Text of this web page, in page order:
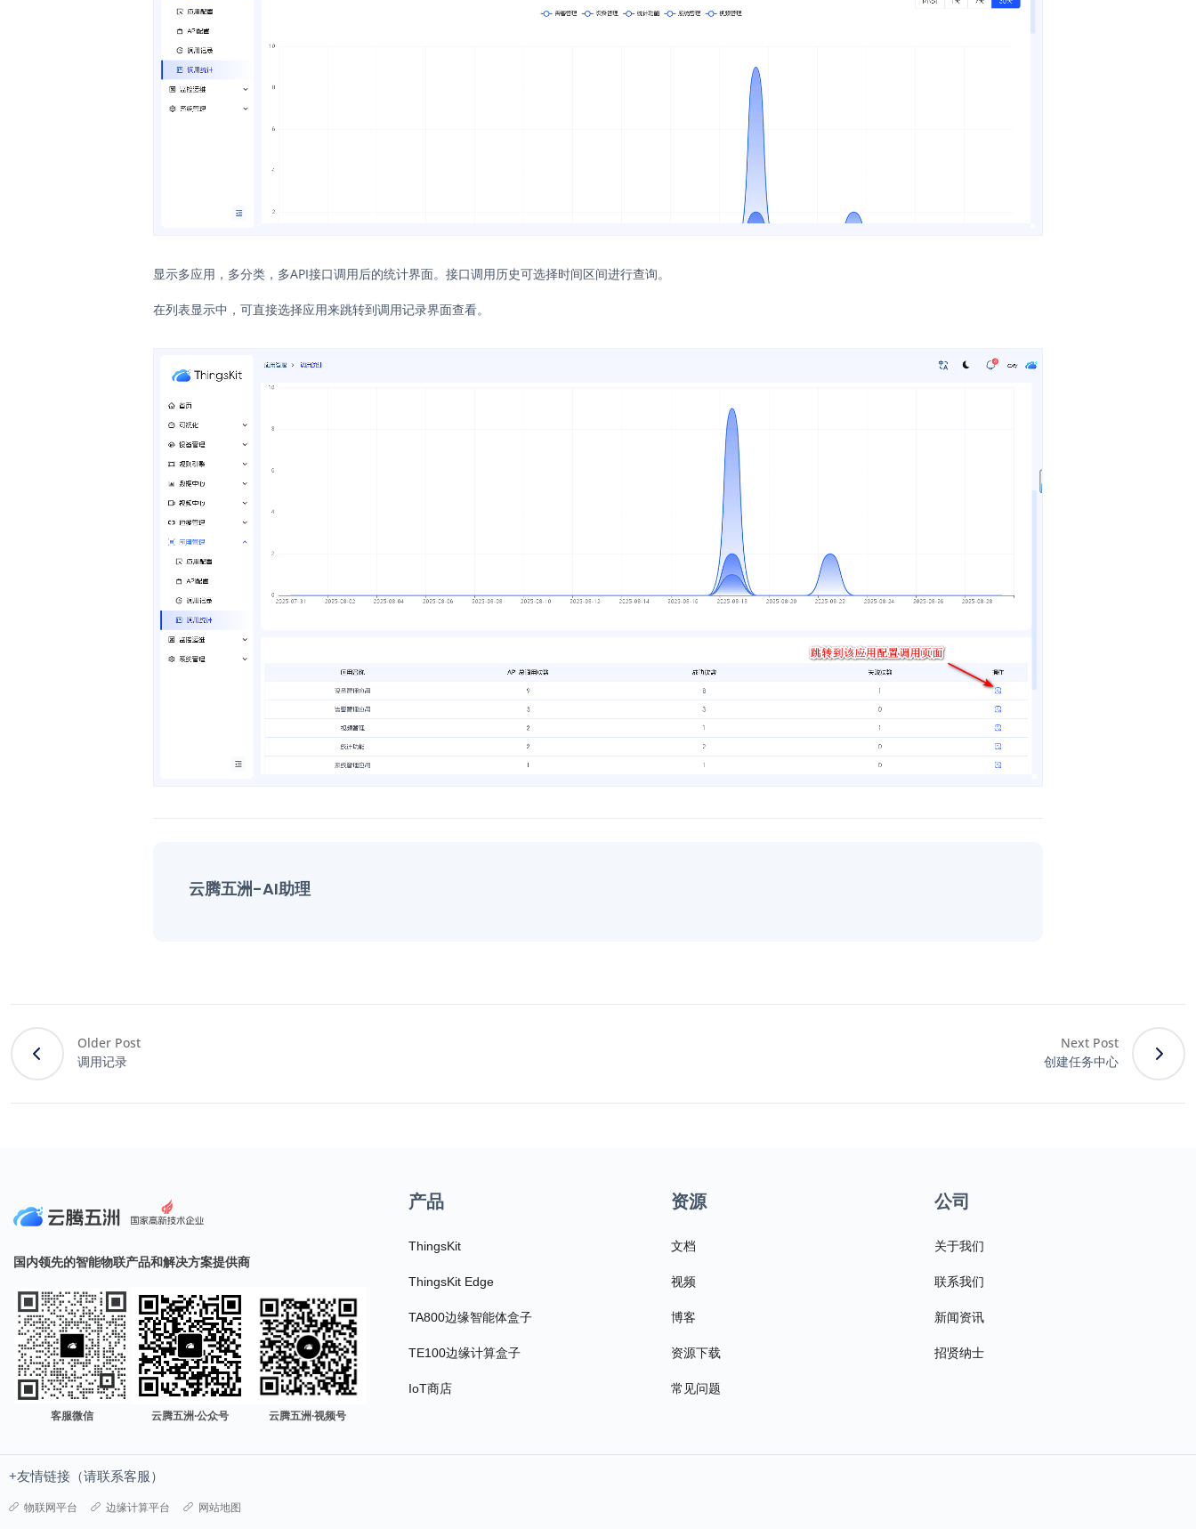
显示多应用，多分类，多API接口调用后的统计界面。接口调用历史可选择时间区间进行查询。
在列表显示中，可直接选择应用来跳转到调用记录界面查看。
云腾五洲-AI助理
Older Post
调用记录
Next Post
创建任务中心
国内领先的智能物联产品和解决方案提供商
客服微信 云腾五洲·公众号 云腾五洲·视频号
产品
ThingsKit
ThingsKit Edge
TA800边缘智能体盒子
TE100边缘计算盒子
IoT商店
资源
文档
视频
博客
资源下载
常见问题
公司
关于我们
联系我们
新闻资讯
招贤纳士
+友情链接（请联系客服）
物联网平台 边缘计算平台 网站地图